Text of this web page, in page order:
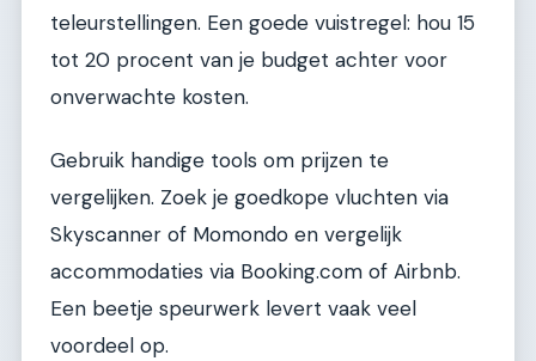
teleurstellingen. Een goede vuistregel: hou 15
tot 20 procent van je budget achter voor
onverwachte kosten.
Gebruik handige tools om prijzen te
vergelijken. Zoek je goedkope vluchten via
Skyscanner of Momondo en vergelijk
accommodaties via Booking.com of Airbnb.
Een beetje speurwerk levert vaak veel
voordeel op.